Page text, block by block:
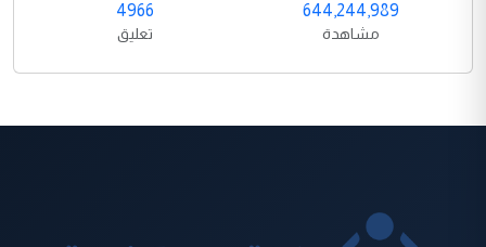
644,244,989
مشاهدة
4966
تعليق